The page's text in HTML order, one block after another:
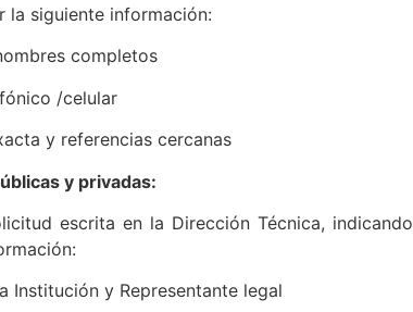
la siguiente información:
completos
/celular
y referencias cercanas
y privadas:
escrita en la Dirección Técnica, indicando
Institución y Representante legal